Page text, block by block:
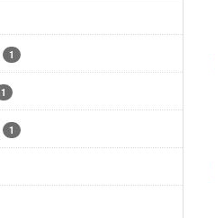
1
1
1